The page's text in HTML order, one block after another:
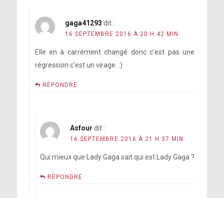
gaga41293 dit :
16 SEPTEMBRE 2016 À 20 H 42 MIN
Elle en à carrément changé donc c’est pas une
régression c’est un virage. :)
RÉPONDRE
Asfour dit :
16 SEPTEMBRE 2016 À 21 H 37 MIN
Qui mieux que Lady Gaga sait qui est Lady Gaga ?
RÉPONDRE